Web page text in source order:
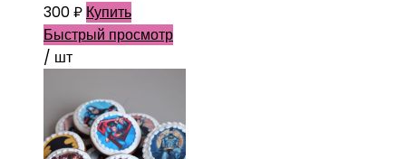
300₽ Купить
Быстрый просмотр
/ шт